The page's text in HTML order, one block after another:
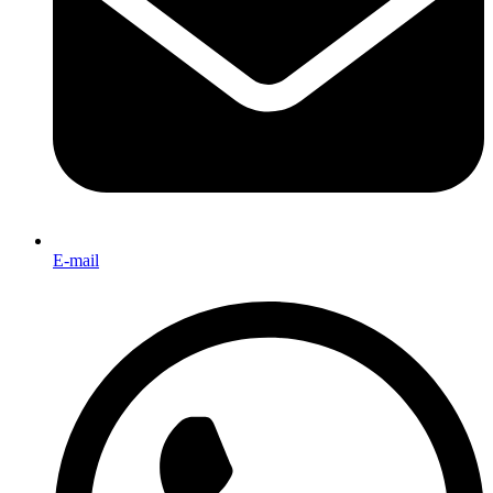
E-mail